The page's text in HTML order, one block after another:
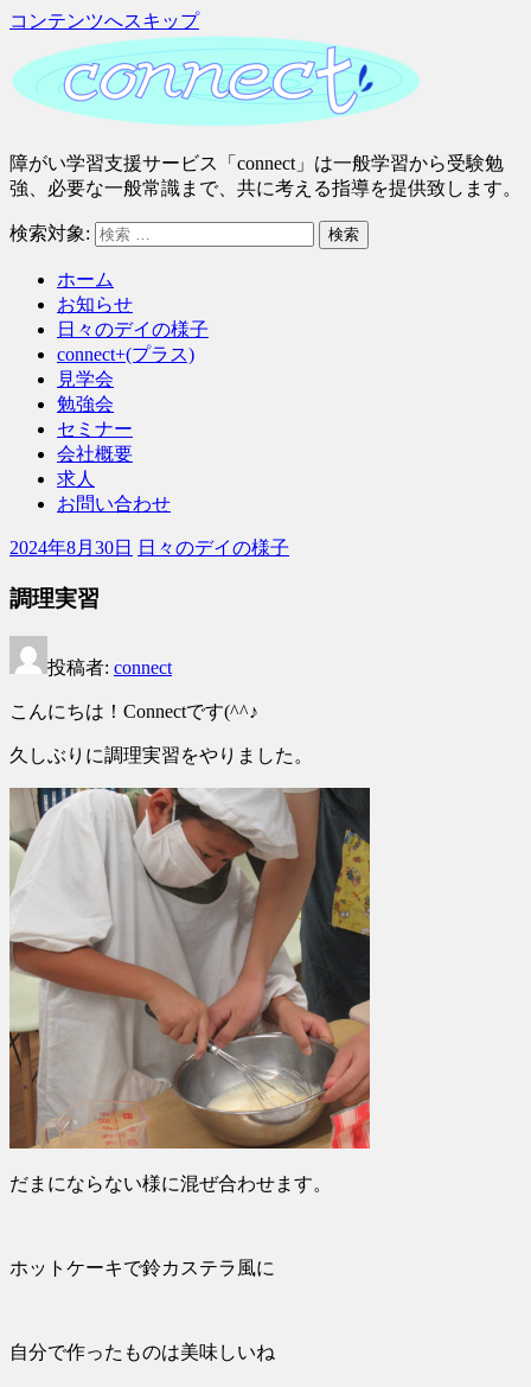
コンテンツへスキップ
さ
い
ま
サ
ー
ビ
ス
connect
障がい学習支援サービス「connect」は一般学習から受験勉
強、必要な一般常識まで、共に考える指導を提供致します。
検索対象: 検索
ホーム
お知らせ
日々のデイの様子
connect+(プラス)
見学会
勉強会
セミナー
会社概要
求人
お問い合わせ
2024年8月30日 日々のデイの様子
調理実習
投稿者: connect
こんにちは！Connectです(^^♪
久しぶりに調理実習をやりました。
だまにならない様に混ぜ合わせます。
ホットケーキで鈴カステラ風に
自分で作ったものは美味しいね